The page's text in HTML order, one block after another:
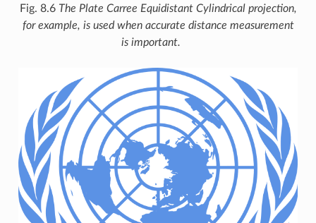
Fig. 8.6 The Plate Carree Equidistant Cylindrical projection,
for example, is used when accurate distance measurement
is important.